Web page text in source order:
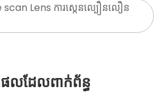
Lens ការស្កេនល្បឿនលឿន
លដែលពាក់ព័ន្ធ